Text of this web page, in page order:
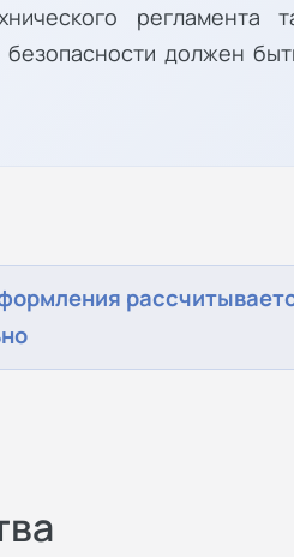
регламента
должен